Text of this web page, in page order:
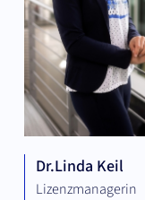
Dr.Linda Keil
Lizenzmanagerin